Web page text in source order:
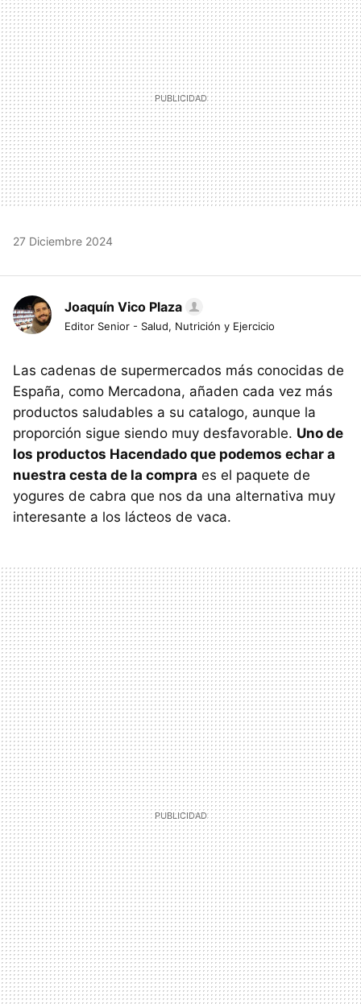
MAIL
27 Diciembre 2024
Joaquín Vico Plaza
Editor Senior - Salud, Nutrición y Ejercicio
Las cadenas de supermercados más conocidas de
España, como Mercadona, añaden cada vez más
productos saludables a su catalogo, aunque la
proporción sigue siendo muy desfavorable. Uno de
los productos Hacendado que podemos echar a
nuestra cesta de la compra es el paquete de
yogures de cabra que nos da una alternativa muy
interesante a los lácteos de vaca.